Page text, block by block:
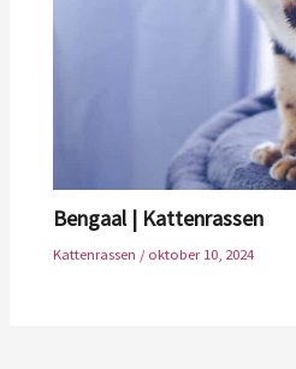
Bengaal | Kattenrassen
Kattenrassen /oktober 10, 2024